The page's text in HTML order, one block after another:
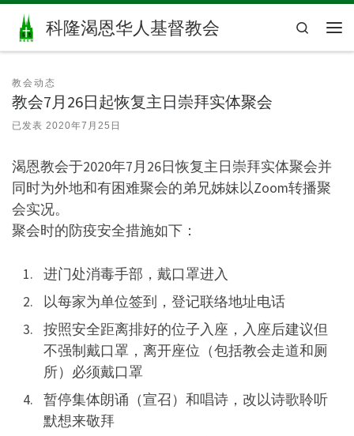
Skip to content
科隆渴恩华人基督教会
Search
教会动态
教会7月26日起恢复主日崇拜实体聚会
已发表 2020年7月25日
渴恩教会于2020年7月26日恢复主日崇拜实体聚会并
同时为外地和有困难聚会的弟兄姊妹以Zoom转播聚
会实况。
聚会时的防疫安全措施如下：
进门处消毒手部，戴口罩进入
以每家为单位签到，登记联络地址电话
按照安全距离排好的位子入座，入座后建议但
不强制戴口罩，离开座位（包括教会走道和厕
所）必须戴口罩
暂停集体朗诵（宣召）和唱诗，改以诗歌聆听
默想来敬拜